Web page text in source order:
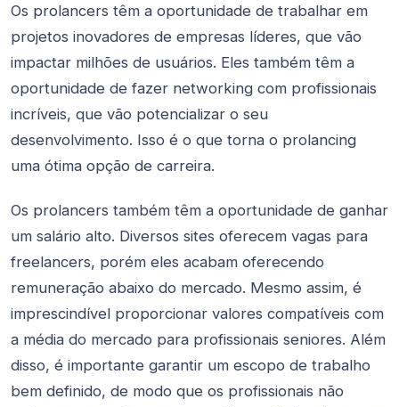
Os prolancers têm a oportunidade de trabalhar em
projetos inovadores de empresas líderes, que vão
impactar milhões de usuários. Eles também têm a
oportunidade de fazer networking com profissionais
incríveis, que vão potencializar o seu
desenvolvimento. Isso é o que torna o prolancing
uma ótima opção de carreira.
Os prolancers também têm a oportunidade de ganhar
um salário alto. Diversos sites oferecem vagas para
freelancers, porém eles acabam oferecendo
remuneração abaixo do mercado. Mesmo assim, é
imprescindível proporcionar valores compatíveis com
a média do mercado para profissionais seniores. Além
disso, é importante garantir um escopo de trabalho
bem definido, de modo que os profissionais não